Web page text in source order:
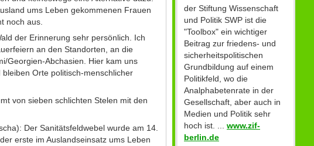
ums Leben gekommenen Frauen
noch aus.
der Erinnerung sehr persönlich. Ich
an den Standorten, an die
Georgien-Abchasien. Hier kam uns
Orte politisch-menschlicher
von sieben schlichten Stelen mit den
Der Sanitätsfeldwebel wurde am 14.
erste im Auslandseinsatz ums Leben
der Stiftung Wissenschaft
und Politik SWP ist die
"Toolbox" ein wichtiger
Beitrag zur friedens- und
sicherheitspolitischen
Grundbildung auf einem
Politikfeld, wo die
Analphabetenrate in der
Gesellschaft, aber auch in
Medien und Politik sehr
hoch ist. ... www.zif-
berlin.de